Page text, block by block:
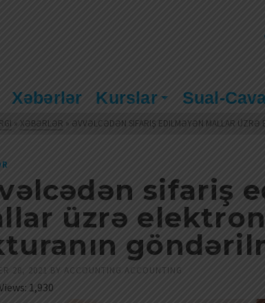
Xəbərlər Kurslar Sual-
» XƏBƏRLƏR » ƏVVƏLCƏDƏN SIFARIŞ EDILMƏYƏN MALLAR ÜZRƏ
sifariş
üzrə
28, 2021 BY ACCOUNTING ACCOUNTING
1,930